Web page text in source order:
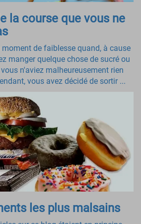
la course que vous ne
de faiblesse quand, à cause
manger quelque chose de sucré ou
n'aviez malheureusement rien
vous avez décidé de sortir ...
les plus malsains